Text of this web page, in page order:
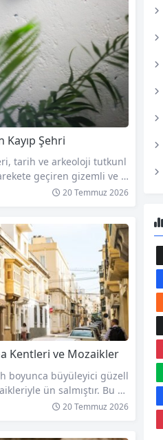
Kayıp Şehri
tarih ve arkeoloji tutkunl
geçiren gizemli ve b
uygarlık, Mesoamerika’da
ve modern dünyanın k
Bu gizemli şehirlerden bir
bulunan Tikal, muhteşem
saraylarıyla bilinir. 3.000
20 Temmuz 2026
Kentleri ve Mozaikler
boyunca büyüleyici güzell
ün salmıştır. Bu a
zirvesinde
20 Temmuz 2026